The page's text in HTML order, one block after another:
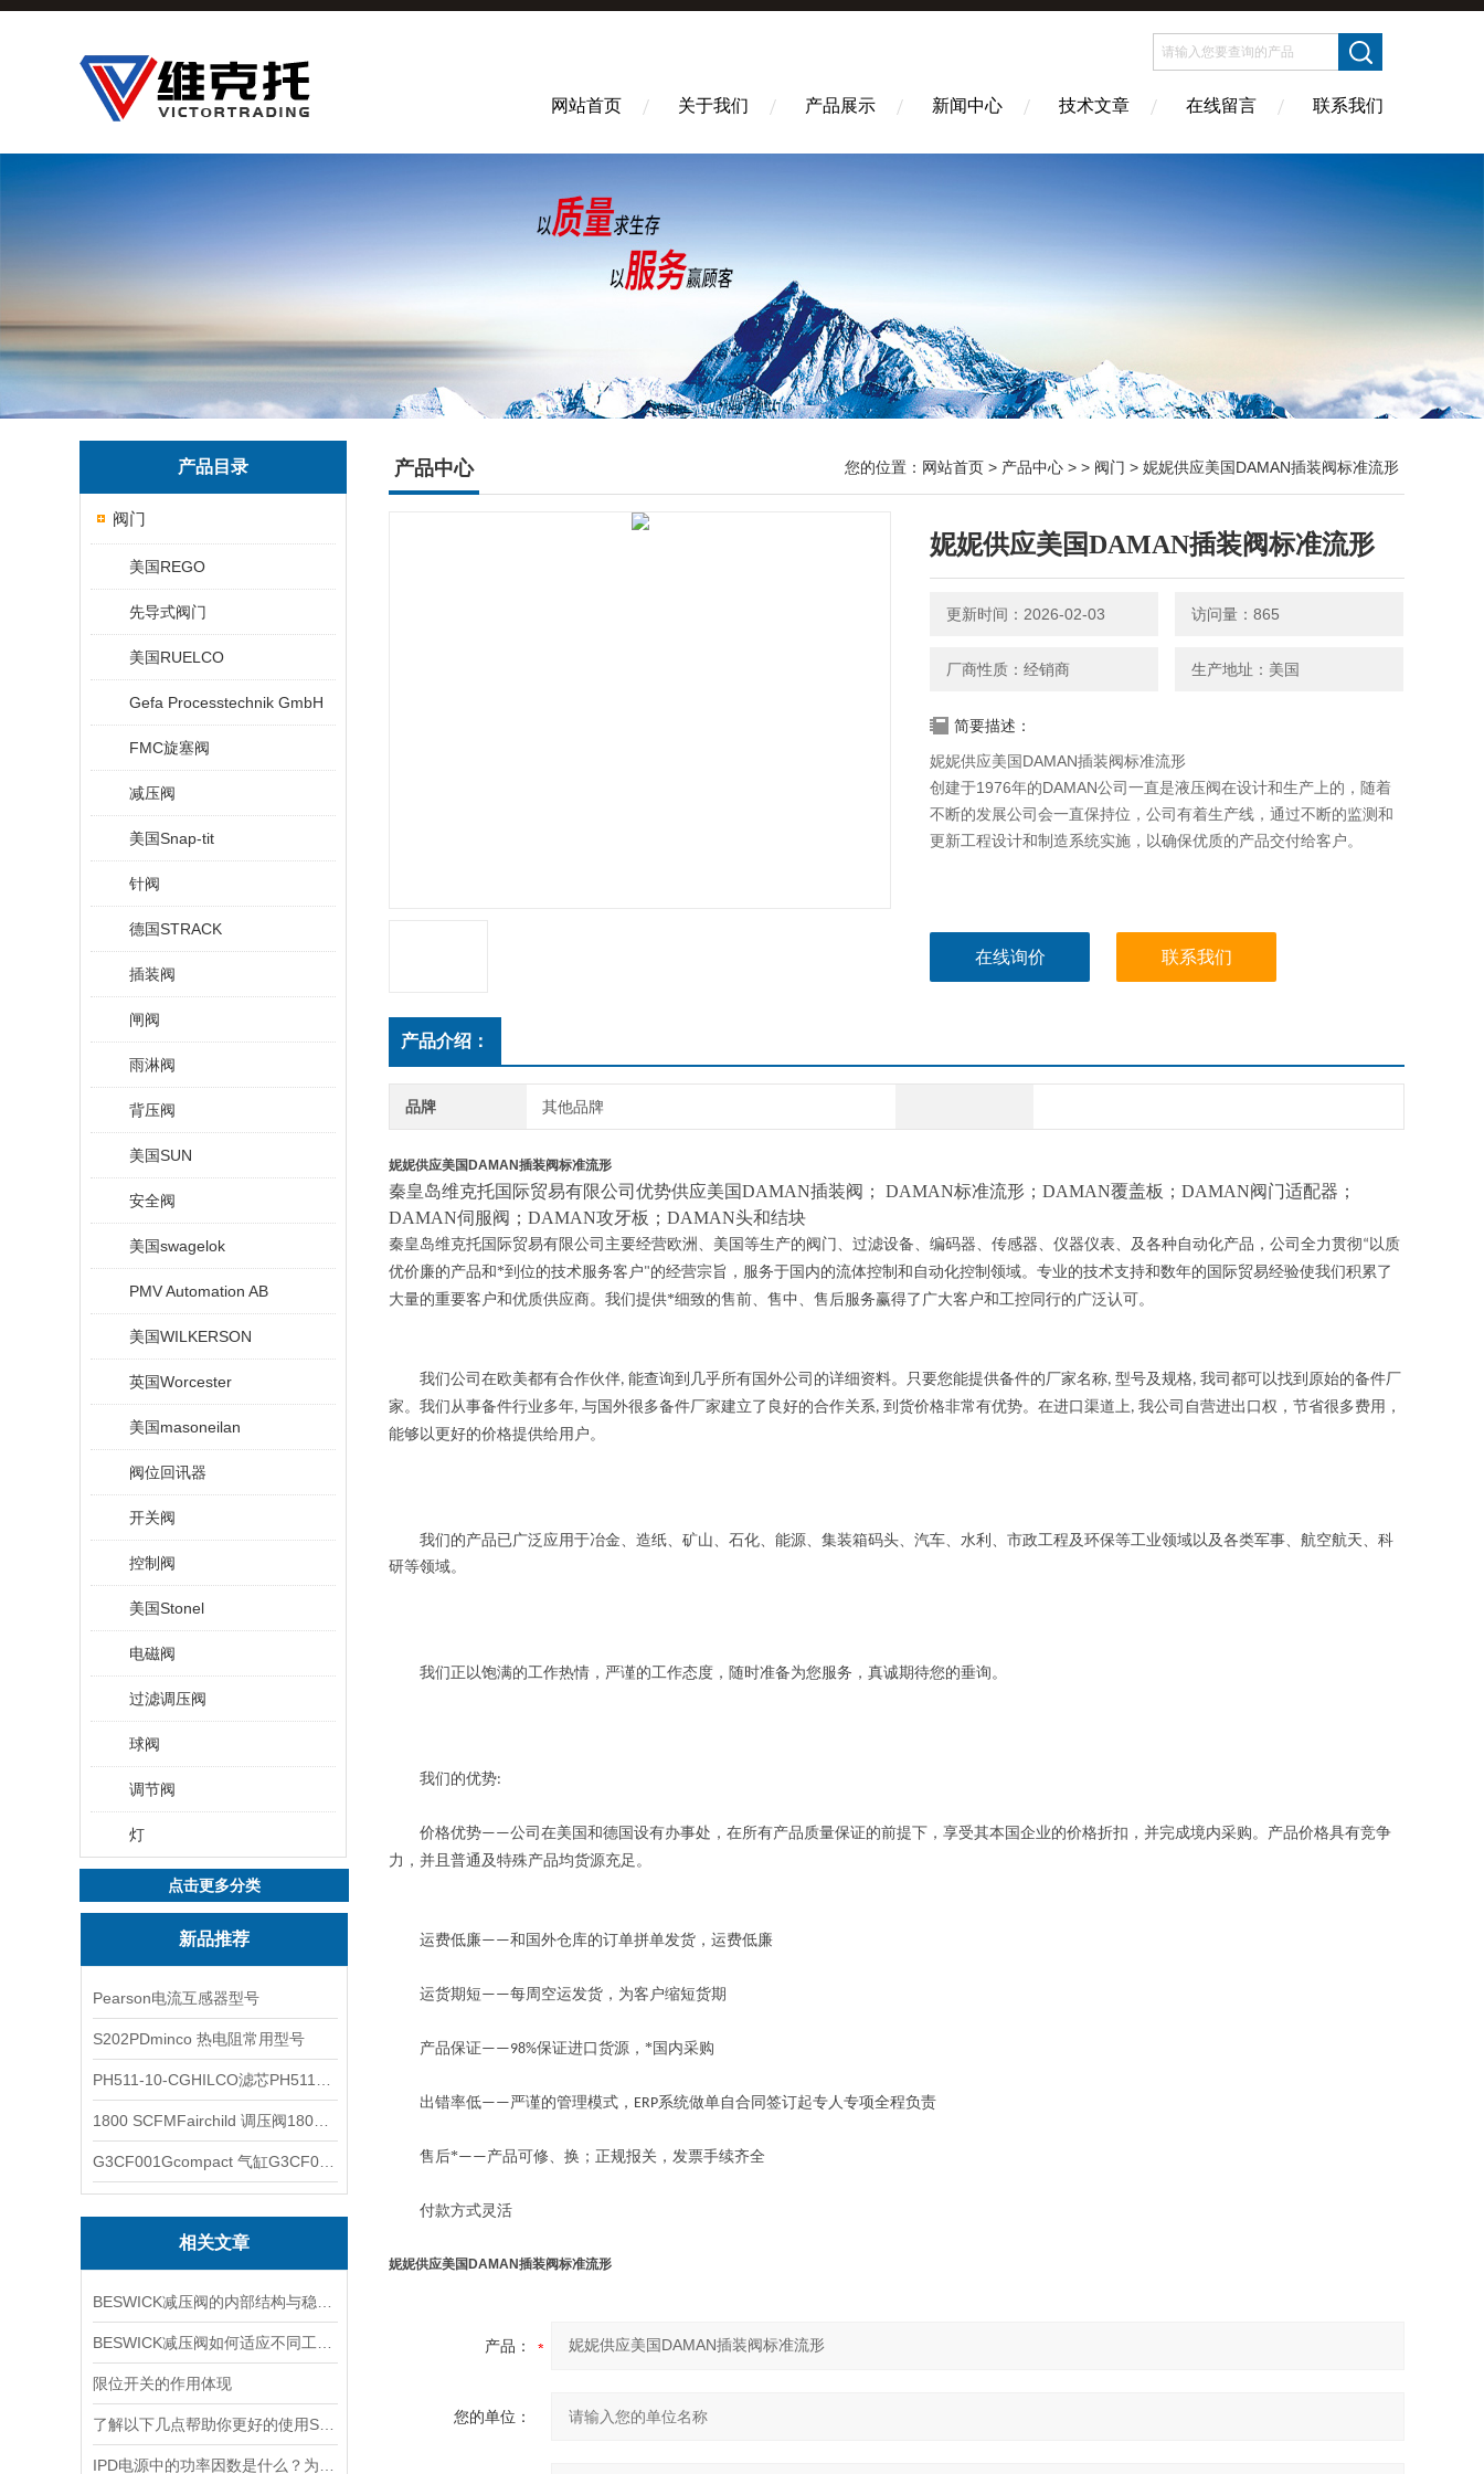
网站首页 关于我们 产品展示 新闻中心 技术文章 在线留言 联系我们
产品目录
阀门
美国REGO
先导式阀门
美国RUELCO
Gefa Processtechnik GmbH
FMC旋塞阀
减压阀
美国Snap-tit
针阀
德国STRACK
插装阀
闸阀
雨淋阀
背压阀
美国SUN
安全阀
美国swagelok
PMV Automation AB
美国WILKERSON
英国Worcester
美国masoneilan
阀位回讯器
开关阀
控制阀
美国Stonel
电磁阀
过滤调压阀
球阀
调节阀
灯
点击更多分类
新品推荐
Pearson电流互感器型号
S202PDminco 热电阻常用型号
相关文章
限位开关的作用体现
产品中心 您的位置： 网站首页 > 产品中心 > > 阀门 > 妮妮供应美国DAMAN插装阀标准流形
妮妮供应美国DAMAN插装阀标准流形
更新时间：2026-02-03 访问量：865
厂商性质：经销商 生产地址：美国
简要描述：
妮妮供应美国DAMAN插装阀标准流形
创建于1976年的DAMAN公司一直是液压阀在设计和生产上的，随着
不断的发展公司会一直保持位，公司有着生产线，通过不断的监测和
更新工程设计和制造系统实施，以确保优质的产品交付给客户。
在线询价 联系我们
产品介绍：
品牌 其他品牌
妮妮供应美国DAMAN插装阀标准流形
秦皇岛维克托国际贸易有限公司优势供应美国DAMAN插装阀； DAMAN标准流形；DAMAN覆盖板；DAMAN阀门适配器；
DAMAN伺服阀；DAMAN攻牙板；DAMAN头和结块
秦皇岛维克托国际贸易有限公司主要经营欧洲、美国等生产的阀门、过滤设备、编码器、传感器、仪器仪表、及各种自动化产品，公司全力贯彻 “ 以质
优价廉的产品和*到位的技术服务客户"的经营宗旨，服务于国内的流体控制和自动化控制领域。专业的技术支持和数年的国际贸易经验使我们积累了
大量的重要客户和优质供应商。我们提供*细致的售前、售中、售后服务赢得了广大客户和工控同行的广泛认可。
我们公司在欧美都有合作伙伴, 能查询到几乎所有国外公司的详细资料。只要您能提供备件的厂家名称, 型号及规格, 我司都可以找到原始的备件厂
家。我们从事备件行业多年, 与国外很多备件厂家建立了良好的合作关系, 到货价格非常有优势。在进口渠道上, 我公司自营进出口权，节省很多费用，
能够以更好的价格提供给用户。
我们的产品已广泛应用于冶金、造纸、矿山、石化、能源、集装箱码头、汽车、水利、市政工程及环保等工业领域以及各类军事、航空航天、科
研等领域。
我们正以饱满的工作热情，严谨的工作态度，随时准备为您服务，真诚期待您的垂询。
我们的优势:
价格优势——公司在美国和德国设有办事处，在所有产品质量保证的前提下，享受其本国企业的价格折扣，并完成境内采购。产品价格具有竞争
力，并且普通及特殊产品均货源充足。
运费低廉——和国外仓库的订单拼单发货，运费低廉
运货期短——每周空运发货，为客户缩短货期
产品保证——98%保证进口货源，*国内采购
出错率低——严谨的管理模式， ERP系统做单自合同签订起专人专项全程负责
售后*——产品可修、换；正规报关，发票手续齐全
付款方式灵活
妮妮供应美国DAMAN插装阀标准流形
产品：
您的单位：